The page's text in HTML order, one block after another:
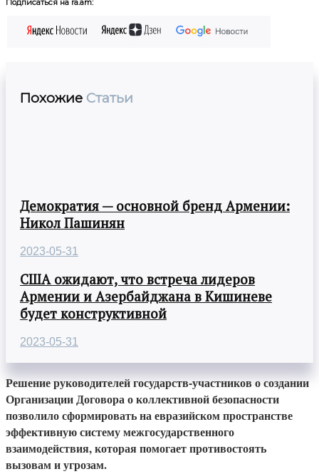
Похожие Статьи
Демократия — основной бренд Армении:
Никол Пашинян
2023-05-31
США ожидают, что встреча лидеров
Армении и Азербайджана в Кишиневе
будет конструктивной
2023-05-31
Решение руководителей государств-участников о создании
Организации Договора о коллективной безопасности
позволило сформировать на евразийском пространстве
эффективную систему межгосударственного
взаимодействия, которая помогает противостоять
вызовам и угрозам.